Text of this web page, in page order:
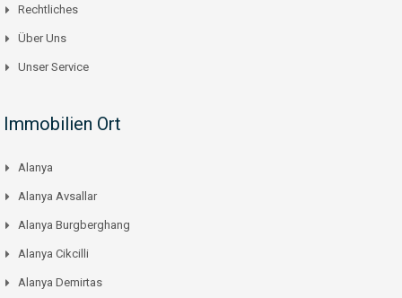
Rechtliches
Über Uns
Unser Service
Immobilien Ort
Alanya
Alanya Avsallar
Alanya Burgberghang
Alanya Cikcilli
Alanya Demirtas